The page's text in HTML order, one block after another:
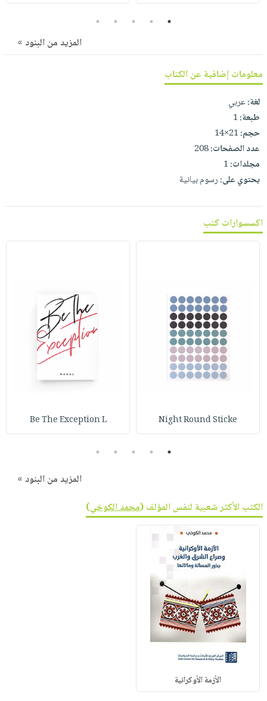
معنا
1
2
3
4
5
المزيد من البنود »
معلومات إضافية عن الكتاب
لغة:عربي
طبعة:1
حجم:21×14
عدد الصفحات:208
مجلدات:1
يحتوي على:رسوم بيانية
اكسسوارات كتب
Night Round Sticke
Be The Exception L
1
2
3
4
5
المزيد من البنود »
الكتب الأكثر شعبية لنفس المؤلف (محمد الكوخي)
الأزمة الأوكرانية